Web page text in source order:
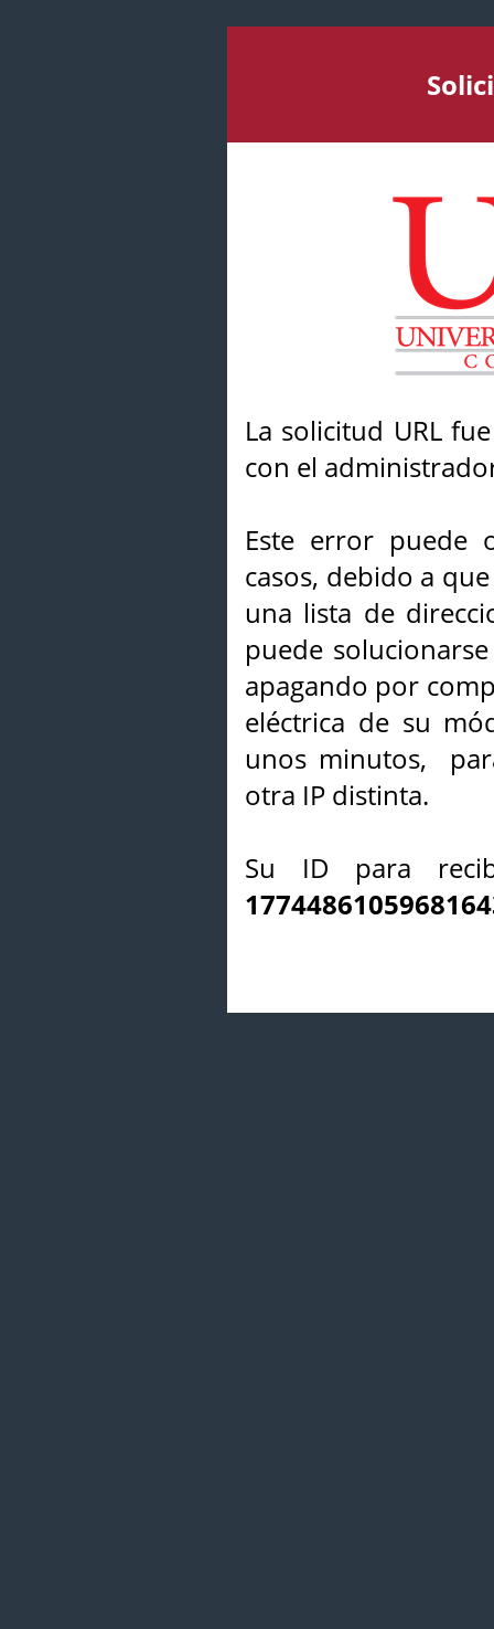
La solicitud URL
con el
Este error puede
casos, debido a
una lista de
puede
apagando por
eléctrica de su
unos minutos,
otra IP distinta.
Su ID para